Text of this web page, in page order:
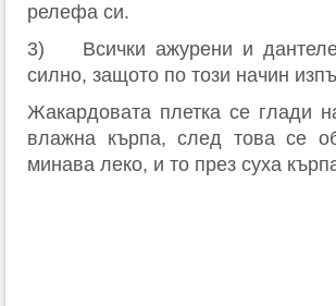
релефа си.
3) Всички ажурени и
силно, защото по този начин
Жакардовата плетка се глади
влажна кърпа, след това се
минава леко, и то през суха